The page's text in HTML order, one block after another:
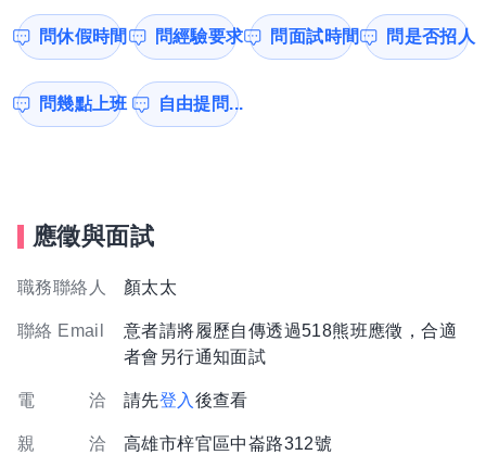
問休假時間 問經驗要求 問面試時間 問是否招人
問幾點上班 自由提問...
應徵與面試
職務聯絡人 顏太太
聯絡 Email
意者請將履歷自傳透過518熊班應徵，合適
者會另行通知面試
電 洽 請先登入 後查看
親 洽 高雄市梓官區中崙路312號